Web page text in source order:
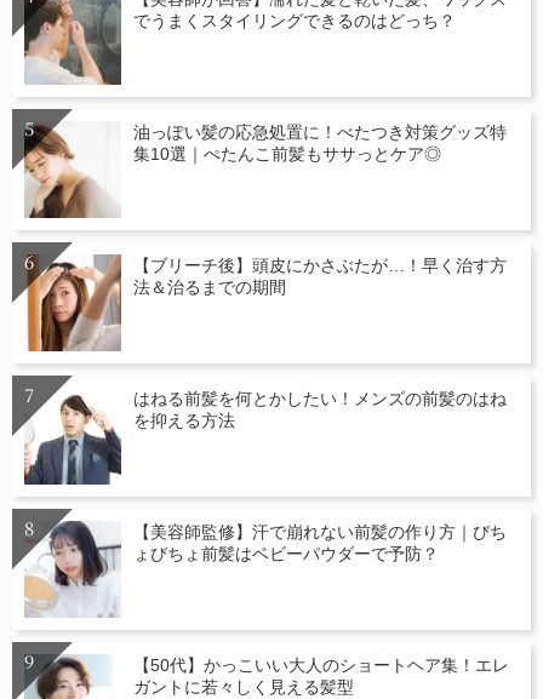
でうまくスタイリングできるのはどっち？
油っぽい髪の応急処置に！べたつき対策グッズ特
集10選｜ぺたんこ前髪もササっとケア◎
【ブリーチ後】頭皮にかさぶたが…！早く治す方
法＆治るまでの期間
はねる前髪を何とかしたい！メンズの前髪のはね
を抑える方法
【美容師監修】汗で崩れない前髪の作り方｜びち
ょびちょ前髪はベビーパウダーで予防？
【50代】かっこいい大人のショートヘア集！エレ
ガントに若々しく見える髪型